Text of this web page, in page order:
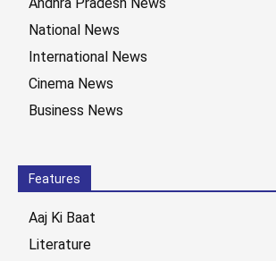
National News
International News
Cinema News
Business News
Features
Aaj Ki Baat
Literature